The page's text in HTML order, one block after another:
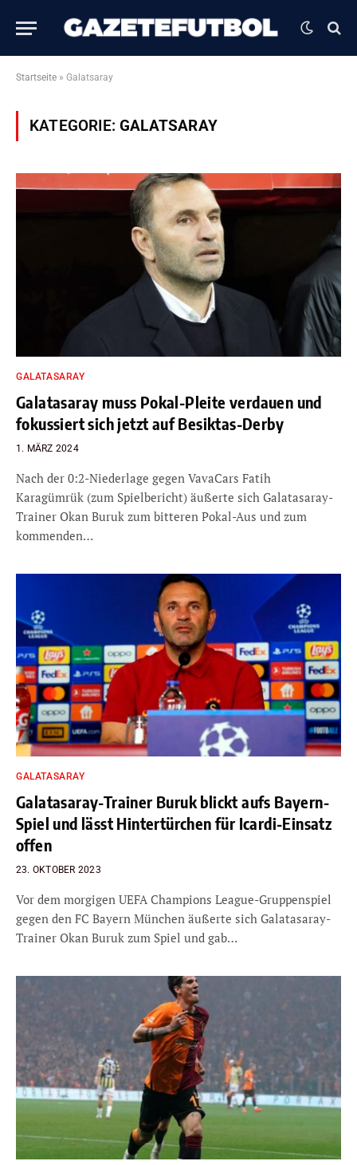
Startseite » Galatsaray
KATEGORIE:GALATSARAY
GALATASARAY
Galatasaray muss Pokal-Pleite verdauen und
fokussiert sich jetzt auf Besiktas-Derby
1. MÄRZ 2024
Nach der 0:2-Niederlage gegen VavaCars Fatih
Karagümrük (zum Spielbericht) äußerte sich Galatasaray-
Trainer Okan Buruk zum bitteren Pokal-Aus und zum
kommenden…
GALATASARAY
Galatasaray-Trainer Buruk blickt aufs Bayern-
Spiel und lässt Hintertürchen für Icardi-Einsatz
offen
23. OKTOBER 2023
Vor dem morgigen UEFA Champions League-Gruppenspiel
gegen den FC Bayern München äußerte sich Galatasaray-
Trainer Okan Buruk zum Spiel und gab…